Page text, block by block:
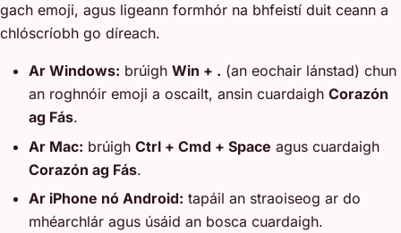
gach emoji, agus ligeann formhór na bhfeistí duit ceann a
chlóscríobh go díreach.
Ar Windows: brúigh Win + . (an eochair lánstad) chun
an roghnóir emoji a oscailt, ansin cuardaigh Corazón
ag Fás.
Ar Mac: brúigh Ctrl + Cmd + Space agus cuardaigh
Corazón ag Fás.
Ar iPhone nó Android: tapáil an straoiseog ar do
mhéarchlár agus úsáid an bosca cuardaigh.